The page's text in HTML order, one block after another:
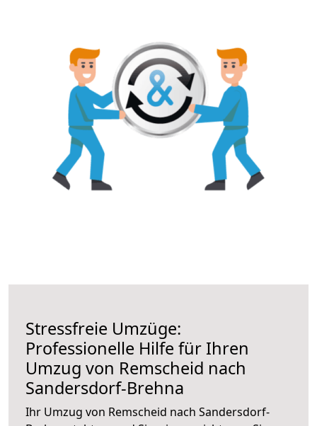
Stressfreie Umzüge:
Professionelle Hilfe für Ihren
Umzug von Remscheid nach
Sandersdorf-Brehna
Ihr Umzug von Remscheid nach Sandersdorf-